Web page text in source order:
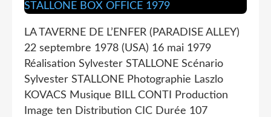
LA TAVERNE DE L’ENFER (PARADISE ALLEY)
22 septembre 1978 (USA) 16 mai 1979
Réalisation Sylvester STALLONE Scénario
Sylvester STALLONE Photographie Laszlo
KOVACS Musique BILL CONTI Production
Image ten Distribution CIC Durée 107